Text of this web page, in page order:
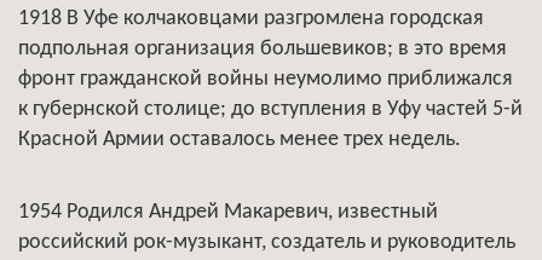
1918 В Уфе колчаковцами разгромлена городская
подпольная организация большевиков; в это время
фронт гражданской войны неумолимо приближался
к губернской столице; до вступления в Уфу частей 5-й
Красной Армии оставалось менее трех недель.
1954 Родился Андрей Макаревич, известный
российский рок-музыкант, создатель и руководитель